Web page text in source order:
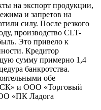
на экспорт продукции,
и запретов на
силу. После резкого
производство CLT-
Это привело к
Кредитор
сумму примерно 1,4
банкротства.
обе
и ООО «Торговый
«ПК Ладога